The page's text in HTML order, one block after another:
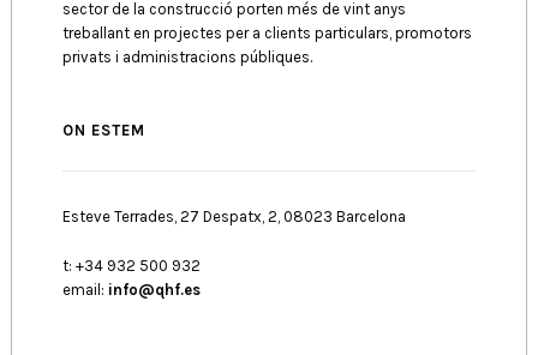
sector de la construcció porten més de vint anys
treballant en projectes per a clients particulars, promotors
privats i administracions públiques.
ON ESTEM
Esteve Terrades, 27 Despatx, 2, 08023 Barcelona
t: +34 932 500 932
email: info@qhf.es